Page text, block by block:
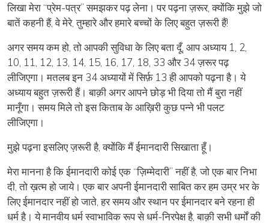
लिखा मेरा “प्रेम-पत्र”समझकर पढ़ लेना। पर पढ़ना ज़रूर, क्योंकि मुझे जो
बातें कहनी हैं, वे मेरे, तुम्हारे और हमारे बच्चों के लिए बहुत ज़रूरी हैं!
अगर समय कम हो, तो आपकी सुविधा के लिए बता दूँ, आप अध्याय 1, 2,
10, 11, 12, 13, 14, 15, 16, 17, 18, 33 और 34 ज़रूर पढ़
लीजिएगा। मतलब इन 34 अध्यायों में सिर्फ़ 13 ही आपको पढ़ना है। ये
अध्याय बहुत ज़रूरी हैं। बाक़ी अगर आपने छोड़ भी दिया तो मैं बुरा नहीं
मानूँगा। समय मिले तो इस किताब के आख़िरी कुछ पन्ने भी पलट
लीजिएगा।
मुझे पढ़ना इसलिए ज़रूरी है, क्योंकि मैं ईमानदारी सिखाता हूँ।
मेरा मानना है कि ईमानदारी कोई एक “ज़िम्मेदारी” नहीं है, जो एक बार निभा
दी, तो ख़त्म हो जाये। एक बार अपनी ईमानदारी साबित कर हम उम्र भर के
लिए ईमानदार नहीं हो जाते, हर समय और स्थान पर ईमानदार बने रहना ही
धर्म है। ये मानवीय धर्म स्वाभाविक रूप से धर्म-निरपेक्ष है, बाक़ी सभी धर्मों की